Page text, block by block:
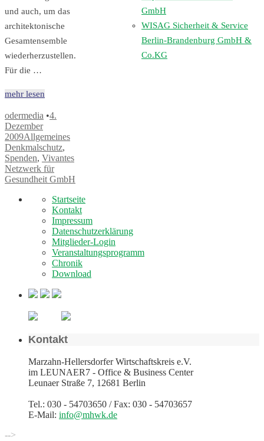
und auch, um das
architektonische
Gesamtensemble
wiederherzustellen.
Für die …
mehr lesen
odermedia •4.
Dezember
2009Allgemeines
Denkmalschutz,
Spenden, Vivantes
Netzwerk für
Gesundheit GmbH
GmbH
WISAG Sicherheit & Service
Berlin-Brandenburg GmbH &
Co.KG
Startseite
Kontakt
Impressum
Datenschutzerklärung
Mitglieder-Login
Veranstaltungsprogramm
Chronik
Download
Kontakt
Marzahn-Hellersdorfer Wirtschaftskreis e.V.
im LEUNAER7 - Office & Business Center
Leunaer Straße 7, 12681 Berlin
Tel.: 030 - 54703650 / Fax: 030 - 54703657
E-Mail: info@mhwk.de
-->